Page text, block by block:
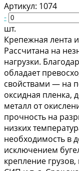
Артикул: 1074
-
шт.
Крепежная лента
Рассчитана на
нагрузки.
обладает
свойствами — на
оксидная
металл от
прочность на
низких
необходимость в
исключением
крепление